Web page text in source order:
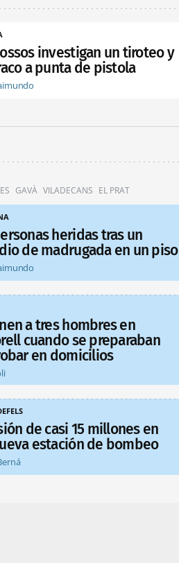
investigan un tiroteo y
a punta de pistola
GAVÀ VILADECANS EL PRAT
heridas tras un
de madrugada en un piso
a tres hombres en
cuando se preparaban
en domicilios
de casi 15 millones en
estación de bombeo